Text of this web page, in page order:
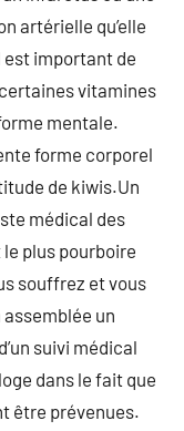
artérielle qu’elle
important de
vitamines
mentale.
forme corporel
de kiwis.Un
médical des
le plus pourboire
souffrez et vous
un
suivi médical
dans le fait que
être prévenues.